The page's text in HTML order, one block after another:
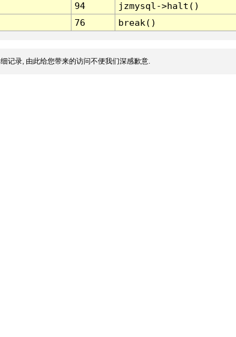
94
jzmysql->halt()
76 break()
记录, 由此给您带来的访问不便我们深感歉意.